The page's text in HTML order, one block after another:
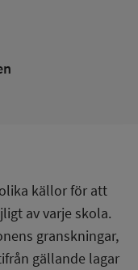
källor för att
av varje skola.
granskningar,
gällande lagar